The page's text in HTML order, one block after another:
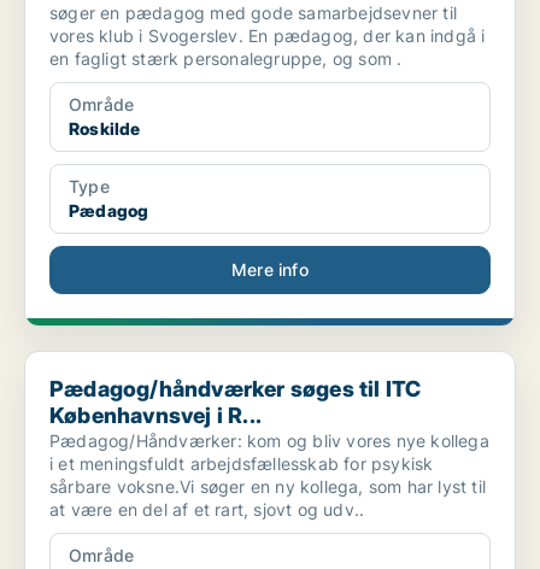
søger en pædagog med gode samarbejdsevner til
vores klub i Svogerslev. En pædagog, der kan indgå i
en fagligt stærk personalegruppe, og som .
Område
Roskilde
Type
Pædagog
Mere info
Pædagog/håndværker søges til ITC Københavnsvej i R...
Pædagog/håndværker søges til ITC
Københavnsvej i R...
Pædagog/Håndværker: kom og bliv vores nye kollega
i et meningsfuldt arbejdsfællesskab for psykisk
sårbare voksne.Vi søger en ny kollega, som har lyst til
at være en del af et rart, sjovt og udv..
Område